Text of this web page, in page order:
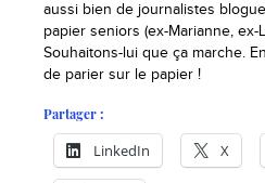
aussi bien de journalistes
papier seniors (ex-Marianne, ex-
Souhaitons-lui que ça marche.
de parier sur le papier !
Partager :
LinkedIn X